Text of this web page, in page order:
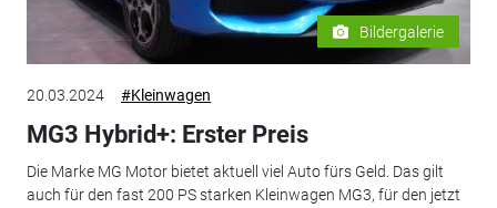
Bildergalerie
20.03.2024 #Kleinwagen
MG3 Hybrid+: Erster Preis
Die Marke MG Motor bietet aktuell viel Auto fürs Geld. Das gilt
auch für den fast 200 PS starken Kleinwagen MG3, für den jetzt